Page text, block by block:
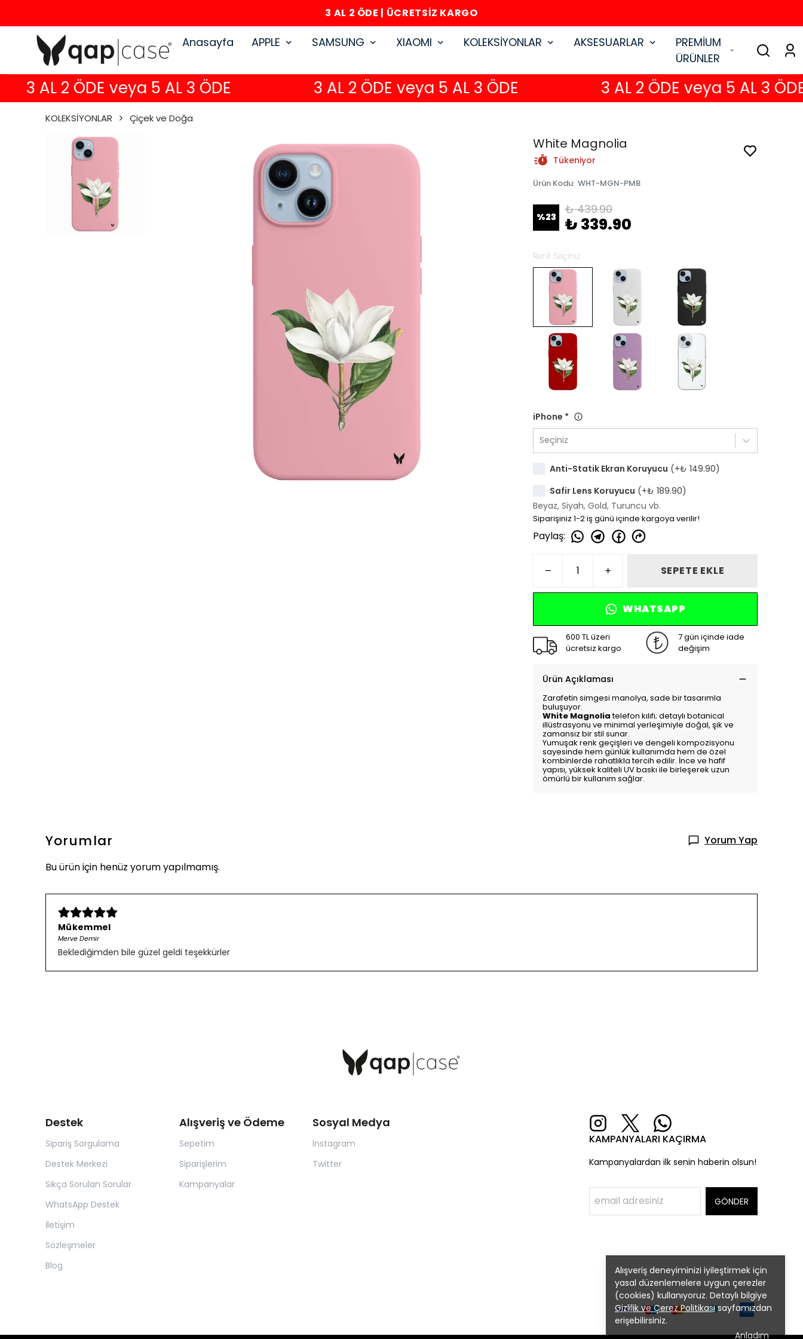
3 AL 2 ÖDE | ÜCRETSİZ KARGO
Anasayfa APPLE SAMSUNG XIAOMI KOLEKSİYONLAR AKSESUARLAR
PREMİUM
ÜRÜNLER
Alışveriş deneyiminizi iyileştirmek için
yasal düzenlemelere uygun çerezler
(cookies) kullanıyoruz. Detaylı bilgiye
Gizlilik ve Çerez Politikasısayfamızdan
erişebilirsiniz.
Anladım
3 AL 2 ÖDE veya 5 AL 3 ÖDE 3 AL 2 ÖDE veya 5 AL 3 ÖDE 3 AL 2 ÖDE veya 5 AL 3 ÖDE
KOLEKSİYONLAR Çiçek ve Doğa
White Magnolia
Tükeniyor
Ürün Kodu: WHT-MGN-PMB
%23
₺ 439.90
₺ 339.90
Renk Seçiniz
iPhone *
Seçiniz
Anti-Statik Ekran Koruyucu (+₺ 149.90)
Safir Lens Koruyucu (+₺ 189.90)
Beyaz, Siyah, Gold, Turuncu vb.
Siparişiniz 1-2 iş günü içinde kargoya verilir!
Paylaş:
SEPETE EKLE
WHATSAPP
600 TL üzeri
ücretsiz kargo
7 gün içinde iade
değişim
Ürün Açıklaması
Zarafetin simgesi manolya, sade bir tasarımla
buluşuyor.
White Magnoliatelefon kılıfı; detaylı botanical
illüstrasyonu ve minimal yerleşimiyle doğal, şık ve
zamansız bir stil sunar.
Yumuşak renk geçişleri ve dengeli kompozisyonu
sayesinde hem günlük kullanımda hem de özel
kombinlerde rahatlıkla tercih edilir. İnce ve hafif
yapısı, yüksek kaliteli UV baskı ile birleşerek uzun
ömürlü bir kullanım sağlar.
Yorumlar
Yorum Yap
Bu ürün için henüz yorum yapılmamış.
Mükemmel
Merve Demir
Beklediğimden bile güzel geldi teşekkürler
Destek
Sipariş Sorgulama
Destek Merkezi
Sıkça Sorulan Sorular
WhatsApp Destek
İletişim
Sözleşmeler
Blog
Alışveriş ve Ödeme
Sepetim
Siparişlerim
Kampanyalar
Sosyal Medya
Instagram
Twitter
KAMPANYALARI KAÇIRMA
Kampanyalardan ilk senin haberin olsun!
GÖNDER